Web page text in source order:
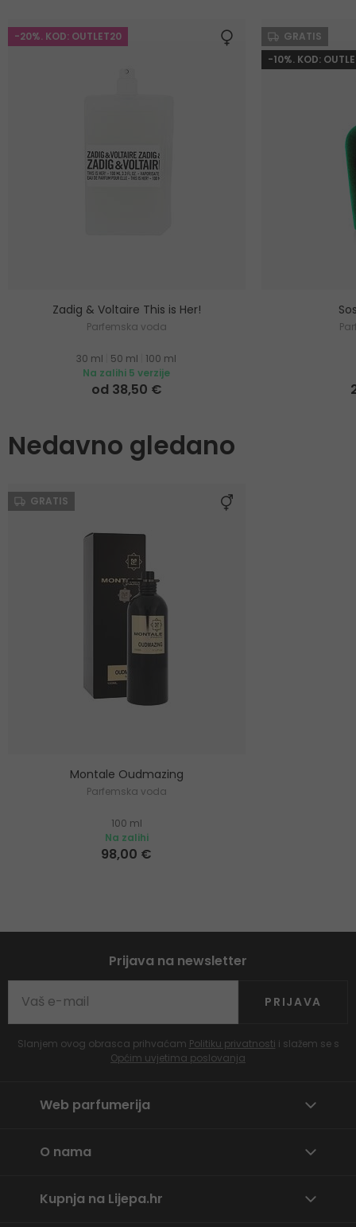
-20%. KOD: OUTLET20
Zadig & Voltaire This is Her!
Parfemska voda
30 ml 50 ml
100 ml
Na zalihi 5 verzije
od 38,50 €
GRATIS
-10%. KOD:
Nedavno gledano
GRATIS
Montale Oudmazing
Parfemska voda
100 ml
Na zalihi
98,00 €
Prijava na newsletter
PRIJAVA
Slanjem ovog obrasca prihvaćam Politiku privatnosti i slažem se s
Općim uvjetima poslovanja
Web parfumerija
O nama
Kupnja na Lijepa.hr